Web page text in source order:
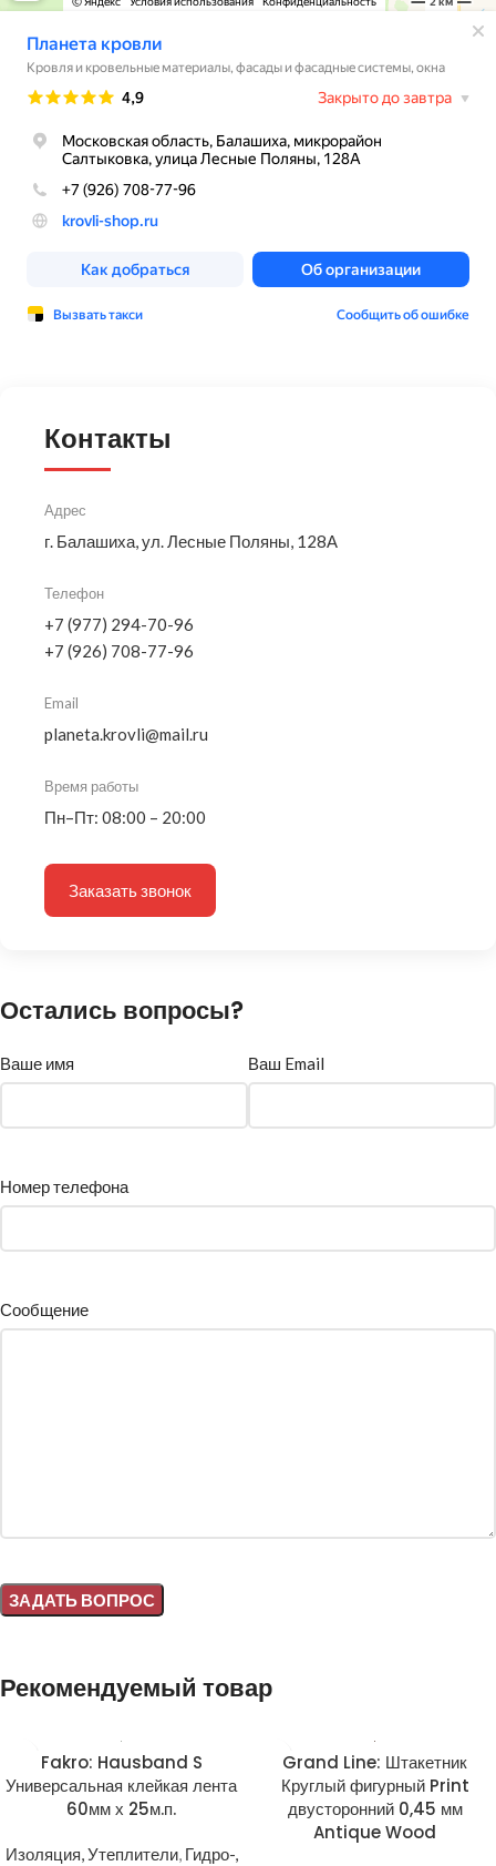
Контакты
Адрес
г. Балашиха, ул. Лесные Поляны, 128А
Телефон
+7 (977) 294-70-96
+7 (926) 708-77-96
Email
planeta.krovli@mail.ru
Время работы
Пн–Пт: 08:00 – 20:00
Заказать звонок
Остались вопросы?
Ваше имя Ваш Email
Номер телефона
Сообщение
Рекомендуемый товар
Fakro: Hausband S
Универсальная клейкая лента
60мм х 25м.п.
Изоляция, Утеплители, Гидро-,
Grand Line: Штакетник
Круглый фигурный Print
двусторонний 0,45 мм
Antique Wood